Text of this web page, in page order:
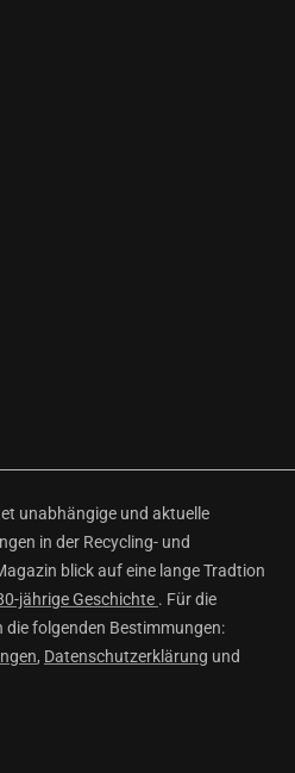
unabhängige und aktuelle
in der Recycling- und
blick auf eine lange Tradtion
jährige Geschichte . Für die
die folgenden Bestimmungen:
, Datenschutzerklärung und